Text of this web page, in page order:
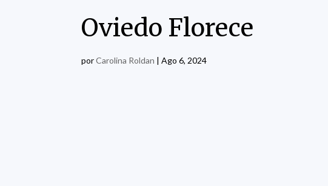
Oviedo Florece
porCarolina Roldan |Ago 6, 2024